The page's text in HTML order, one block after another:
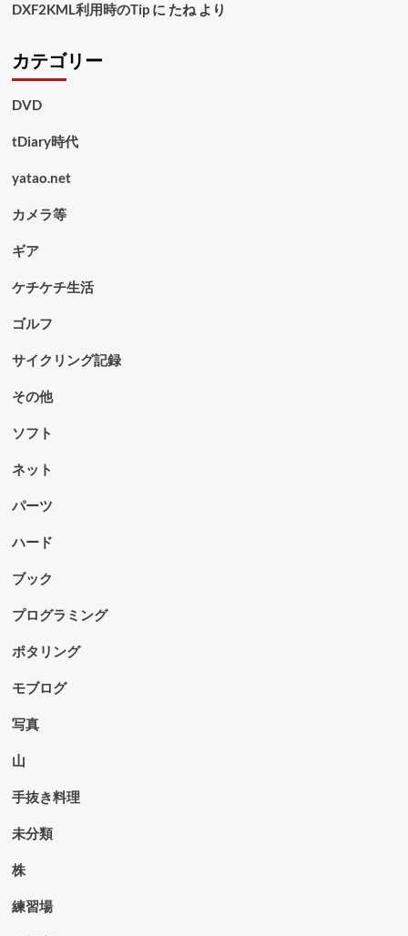
DXF2KML利用時のTipに たねより
カテゴリー
DVD
tDiary時代
yatao.net
カメラ等
ギア
ケチケチ生活
ゴルフ
サイクリング記録
その他
ソフト
ネット
パーツ
ハード
ブック
プログラミング
ポタリング
モブログ
写真
山
手抜き料理
未分類
株
練習場